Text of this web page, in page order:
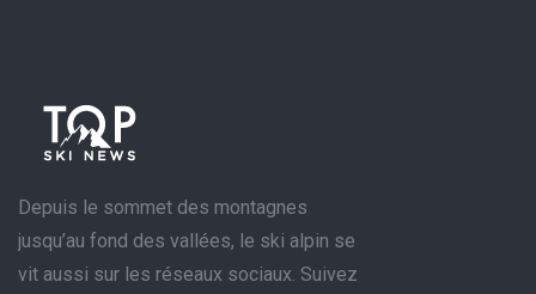
Depuis le sommet des montagnes
jusqu’au fond des vallées, le ski alpin se
vit aussi sur les réseaux sociaux. Suivez